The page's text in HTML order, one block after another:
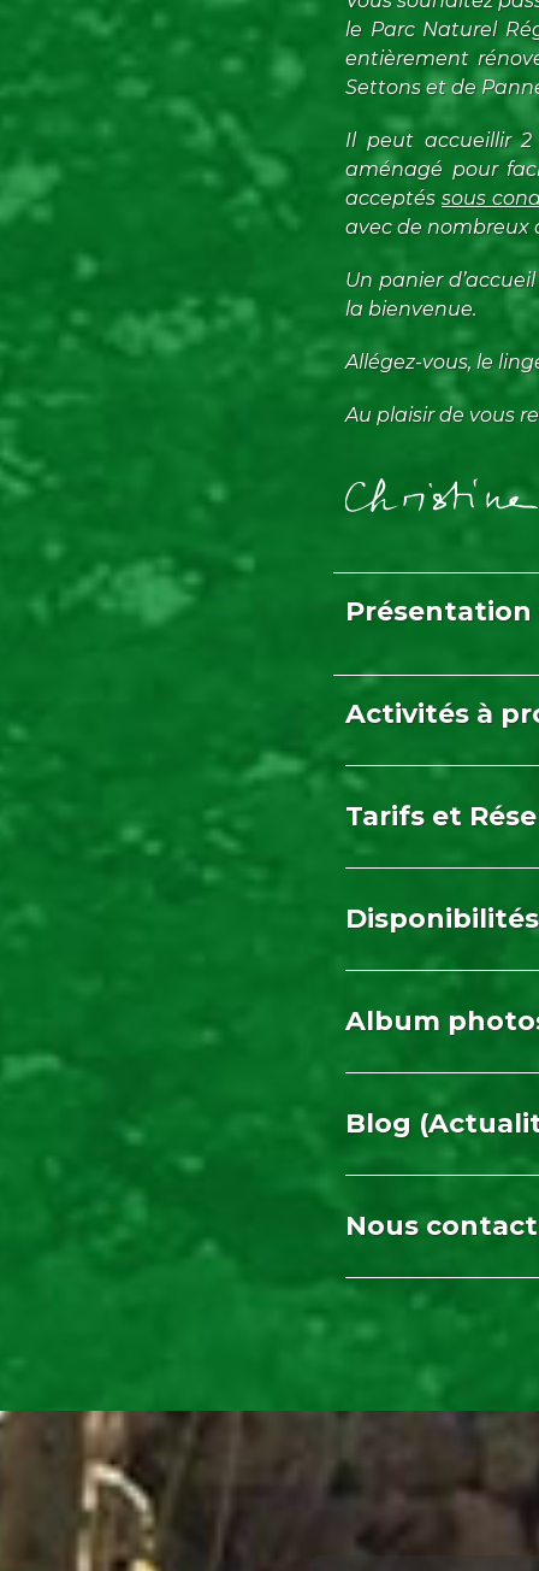
le Parc Naturel
entièrement
Settons et de
Il peut accueillir
aménagé pour
acceptéssous
avec de nombreux
Un panier
la bienvenue.
Allégez-vous, le
Au plaisir de vous
Activités à
Tarifs et
Disponibilités
Album
Blog
Nous